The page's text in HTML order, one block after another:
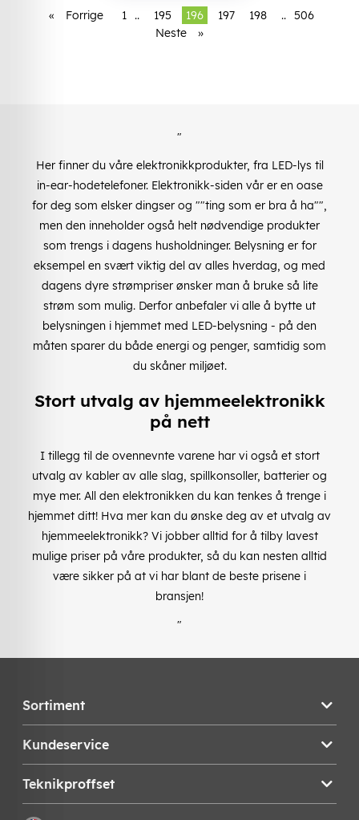
« Forrige 1 .. 195 196 197 198 .. 506
Neste
»
"
Her finner du våre elektronikkprodukter, fra LED-lys til
in-ear-hodetelefoner. Elektronikk-siden vår er en oase
for deg som elsker dingser og ""ting som er bra å ha"",
men den inneholder også helt nødvendige produkter
som trengs i dagens husholdninger. Belysning er for
eksempel en svært viktig del av alles hverdag, og med
dagens dyre strømpriser ønsker man å bruke så lite
strøm som mulig. Derfor anbefaler vi alle å bytte ut
belysningen i hjemmet med LED-belysning - på den
måten sparer du både energi og penger, samtidig som
du skåner miljøet.
Stort utvalg av hjemmeelektronikk
på nett
I tillegg til de ovennevnte varene har vi også et stort
utvalg av kabler av alle slag, spillkonsoller, batterier og
mye mer. All den elektronikken du kan tenkes å trenge i
hjemmet ditt! Hva mer kan du ønske deg av et utvalg av
hjemmeelektronikk? Vi jobber alltid for å tilby lavest
mulige priser på våre produkter, så du kan nesten alltid
være sikker på at vi har blant de beste prisene i
bransjen!
"
Sortiment
Kundeservice
Teknikproffset